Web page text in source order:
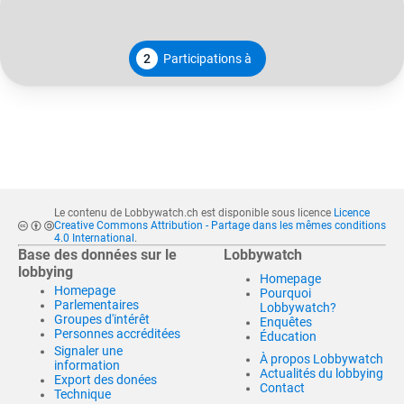
2 Participations à
Le contenu de Lobbywatch.ch est disponible sous licence Licence
Creative Commons Attribution - Partage dans les mêmes conditions
4.0 International .
Base des données sur le
lobbying
Homepage
Parlementaires
Groupes d'intérêt
Personnes accréditées
Signaler une
information
Export des donées
Technique
Lobbywatch
Homepage
Pourquoi
Lobbywatch?
Enquêtes
Éducation
À propos Lobbywatch
Actualités du lobbying
Contact